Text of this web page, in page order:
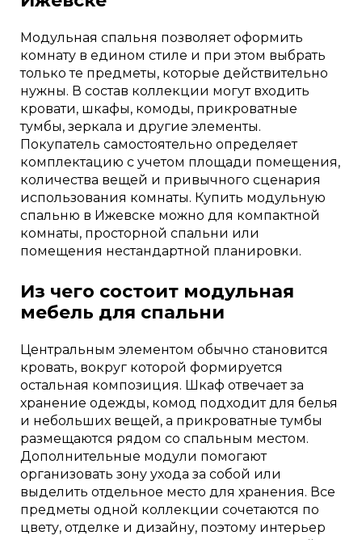
Модульная спальня позволяет оформить
комнату в едином стиле и при этом выбрать
только те предметы, которые действительно
нужны. В состав коллекции могут входить
кровати, шкафы, комоды, прикроватные
тумбы, зеркала и другие элементы.
Покупатель самостоятельно определяет
комплектацию с учетом площади помещения,
количества вещей и привычного сценария
использования комнаты. Купить модульную
спальню в Ижевске можно для компактной
комнаты, просторной спальни или
помещения нестандартной планировки.
Из чего состоит модульная
мебель для спальни
Центральным элементом обычно становится
кровать, вокруг которой формируется
остальная композиция. Шкаф отвечает за
хранение одежды, комод подходит для белья
и небольших вещей, а прикроватные тумбы
размещаются рядом со спальным местом.
Дополнительные модули помогают
организовать зону ухода за собой или
выделить отдельное место для хранения. Все
предметы одной коллекции сочетаются по
цвету, отделке и дизайну, поэтому интерьер